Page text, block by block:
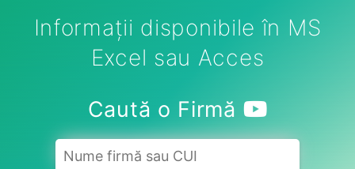
Informații disponibile în MS
Excel sau Acces
Caută o Firmă